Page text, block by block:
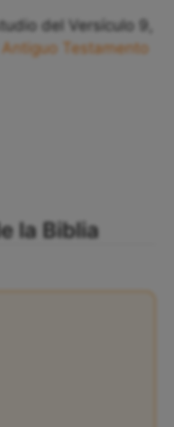
del Versículo 9,
Antiguo Testamento
la Biblia